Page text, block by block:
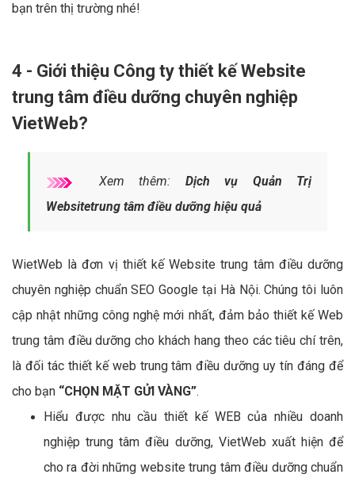
bạn trên thị trường nhé!
4 - Giới thiệu Công ty thiết kế Website
trung tâm điều dưỡng chuyên nghiệp
VietWeb?
Xem thêm: Dịch vụ Quản Trị
Websitetrung tâm điều dưỡng hiệu quả
WietWeb là đơn vị thiết kế Website trung tâm điều dưỡng
chuyên nghiệp chuẩn SEO Google tại Hà Nội. Chúng tôi luôn
cập nhật những công nghệ mới nhất, đảm bảo thiết kế Web
trung tâm điều dưỡng cho khách hang theo các tiêu chí trên,
là đối tác thiết kế web trung tâm điều dưỡng uy tín đáng để
cho bạn “CHỌN MẶT GỬI VÀNG”.
Hiểu được nhu cầu thiết kế WEB của nhiều doanh
nghiệp trung tâm điều dưỡng, VietWeb xuất hiện để
cho ra đời những website trung tâm điều dưỡng chuẩn